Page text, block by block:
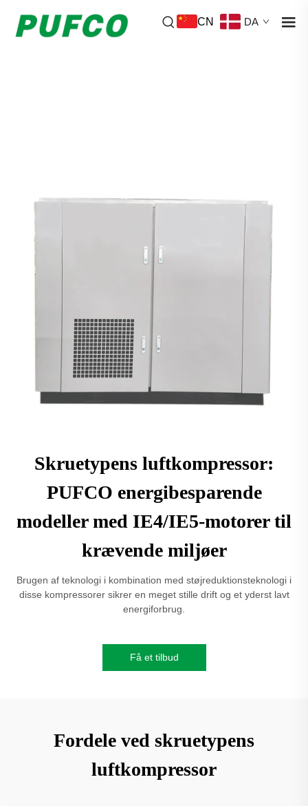
CN DA
Skruetypens luftkompressor:
PUFCO energibesparende
modeller med IE4/IE5-motorer til
krævende miljøer
Brugen af teknologi i kombination med støjreduktionsteknologi i
disse kompressorer sikrer en meget stille drift og et yderst lavt
energiforbrug.
Få et tilbud
Fordele ved skruetypens
luftkompressor